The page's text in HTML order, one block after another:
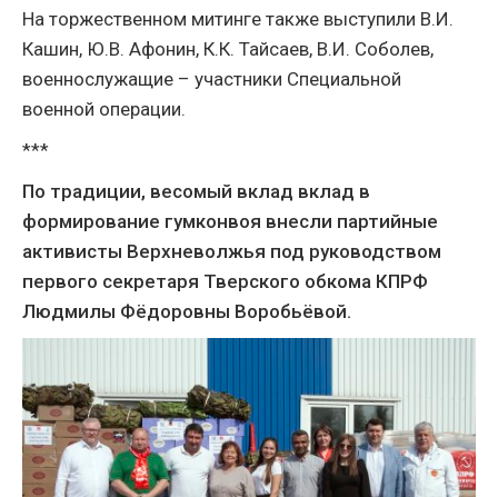
На торжественном митинге также выступили В.И.
Кашин, Ю.В. Афонин, К.К. Тайсаев, В.И. Соболев,
военнослужащие – участники Специальной
военной операции.
***
По традиции, весомый вклад вклад в
формирование гумконвоя внесли партийные
активисты Верхневолжья под руководством
первого секретаря Тверского обкома КПРФ
Людмилы Фёдоровны Воробьёвой.